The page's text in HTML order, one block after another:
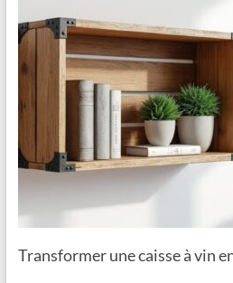
Transformer une caisse à vin